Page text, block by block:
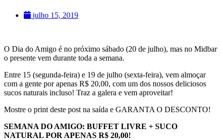
julho 15, 2019
O Dia do Amigo é no próximo sábado (20 de julho), mas no Midbar
o presente vem durante toda a semana.
Entre 15 (segunda-feira) e 19 de julho (sexta-feira), vem almoçar
com a gente por apenas R$ 20,00, com um dos nossos deliciosos
sucos naturais incluso! Traz a galera e vem aproveitar!
Mostre o print deste post na saída e GARANTA O DESCONTO!
SEMANA DO AMIGO: BUFFET LIVRE + SUCO
NATURAL POR APENAS R$ 20,00!